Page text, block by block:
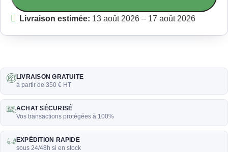
Livraison estimée: 13 août 2026 – 17 août 2026
LIVRAISON GRATUITE
à partir de 350 € HT
ACHAT SÉCURISÉ
Vos transactions protégées à 100%
EXPÉDITION RAPIDE
sous 24/48h si en stock